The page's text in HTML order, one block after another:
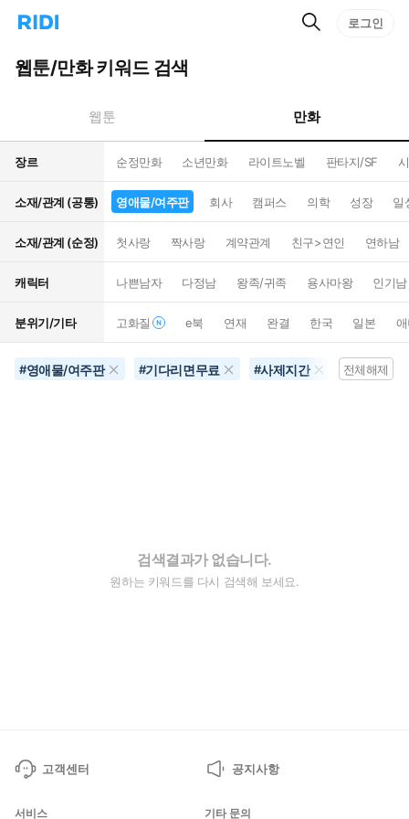
리
홈
으
턴
트
검
로그인
웹툰/만화 키워드 검색
웹툰 만화
장르 순정만화 소년만화 라이트노벨 판타지/SF
소재/관계 (공통) 영애물/여주판 회사 캠퍼스 의학 성장 일
소재/관계 (순정) 첫사랑 짝사랑 계약관계 친구>연인 연하남
캐릭터 나쁜남자 다정남 왕족/귀족 용사마왕 인기남
분위기/기타 고화질 e북 연재 완결 한국 일본
#영애물/여주판 #기다리면무료 #사제지간 #10권이상
전체해제
검색결과가 없습니다.
원하는 키워드를 다시 검색해 보세요.
고객센터 공지사항
서비스 기타 문의